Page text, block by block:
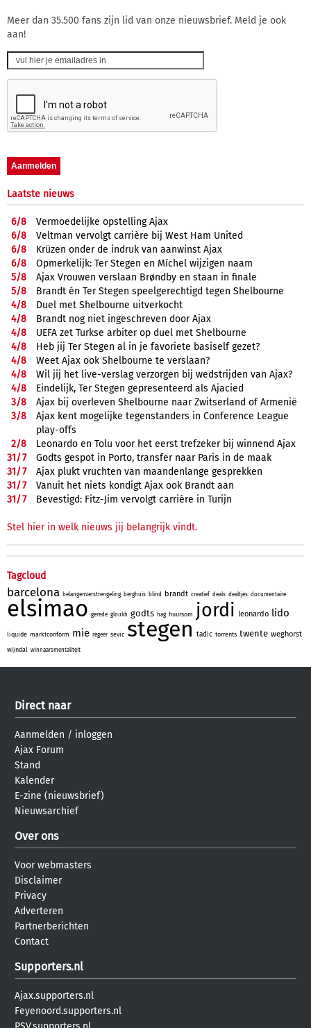
Meer dan 35.500 fans zijn lid van onze nieuwsbrief. Meld je ook
aan!
Laatste nieuws
6/8
Vermoedelijke opstelling Ajax
6/8
Veltman vervolgt carrière bij West Ham United
6/8
Krüzen onder de indruk van aanwinst Ajax
6/8
Opmerkelijk: Ter Stegen en Míchel wijzigen naam
5/8
Ajax Vrouwen verslaan Brøndby en staan in finale
5/8
Brandt én Ter Stegen speelgerechtigd tegen Shelbourne
4/8
Duel met Shelbourne uitverkocht
4/8
Brandt nog niet ingeschreven door Ajax
4/8
UEFA zet Turkse arbiter op duel met Shelbourne
4/8
Heb jij Ter Stegen al in je favoriete basiself gezet?
4/8
Weet Ajax ook Shelbourne te verslaan?
4/8
Wil jij het live-verslag verzorgen bij wedstrijden van Ajax?
4/8
Eindelijk, Ter Stegen gepresenteerd als Ajacied
3/8
Ajax bij overleven Shelbourne naar Zwitserland of Armenië
3/8
Ajax kent mogelijke tegenstanders in Conference League
play-offs
2/8
Leonardo en Tolu voor het eerst trefzeker bij winnend Ajax
31/7
Godts gespot in Porto, transfer naar Paris in de maak
31/7
Ajax plukt vruchten van maandenlange gesprekken
31/7
Vanuit het niets kondigt Ajax ook Brandt aan
31/7 Bevestigd: Fitz-Jim vervolgt carrière in Turijn
Stel hier in welk nieuws jij belangrijk vindt.
Tagcloud
barcelona belangenverstrengeling berghuis blind brandt creatief deals dealtjes documentaire
elsimao gerede gloukh godts hag huursom jordi leonardo lido
liquide marktconform mie regeer sevic stegen tadic torrents twente weghorst
wijndal winnaarsmentaliteit
Direct naar
Aanmelden / inloggen
Ajax Forum
Stand
Kalender
E-zine (nieuwsbrief)
Nieuwsarchief
Over ons
Voor webmasters
Disclaimer
Privacy
Adverteren
Partnerberichten
Contact
Supporters.nl
Ajax.supporters.nl
Feyenoord.supporters.nl